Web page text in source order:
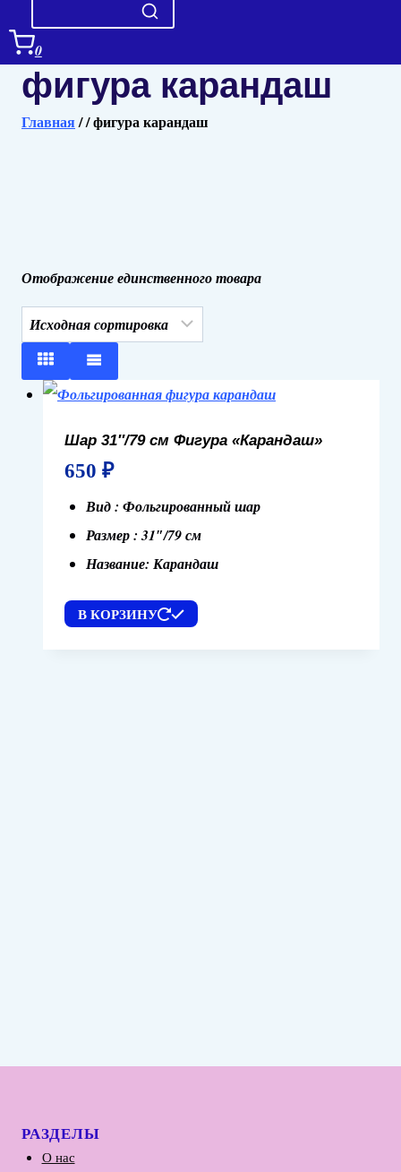
0
фигура карандаш
Главная//фигура карандаш
Отображение единственного товара
Шар 31″/79 см Фигура «Карандаш»
650 ₽
Вид : Фольгированный шар
Размер : 31″/79 см
Название: Карандаш
В КОРЗИНУ
РАЗДЕЛЫ
О нас